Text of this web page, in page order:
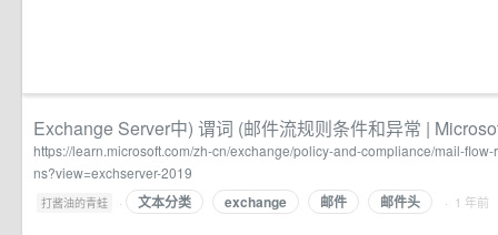
Exchange Server中) 谓词 (邮件流规则条件和异常 |
https://learn.microsoft.com/zh-cn/exchange/policy-and-compliance/mail-
ns?view=exchserver-2019
打酱油的青蛙 · 文本分类 exchange 邮件 邮件头 · 1 年前